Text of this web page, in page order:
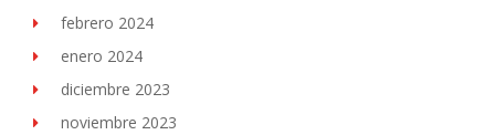
febrero 2024
enero 2024
diciembre 2023
noviembre 2023